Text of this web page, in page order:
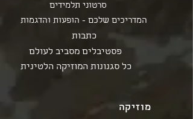
סרטוני תלמידים
המדריכים שלכם - הופעות והדגמות
כתבות
פסטיבלים מסביב לעולם
כל סגנונות המוזיקה הלטינית
מוזיקה